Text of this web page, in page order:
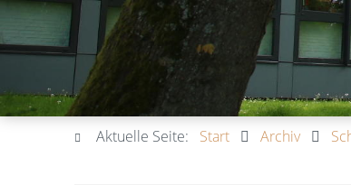
Aktuelle Seite: Start Archiv